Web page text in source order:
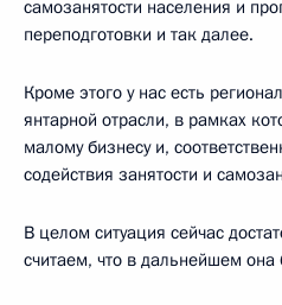
самозанятости населения и
переподготовки и так далее.
Кроме этого у нас есть
янтарной отрасли, в рамках
малому бизнесу и,
содействия занятости и
В целом ситуация сейчас
считаем, что в дальнейшем она